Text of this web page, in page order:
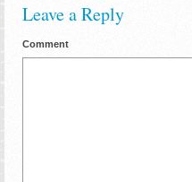
Leave a Reply
Comment